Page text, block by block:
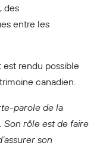
des
entre les
rendu possible
canadien.
parole de la
Son rôle est de faire
son